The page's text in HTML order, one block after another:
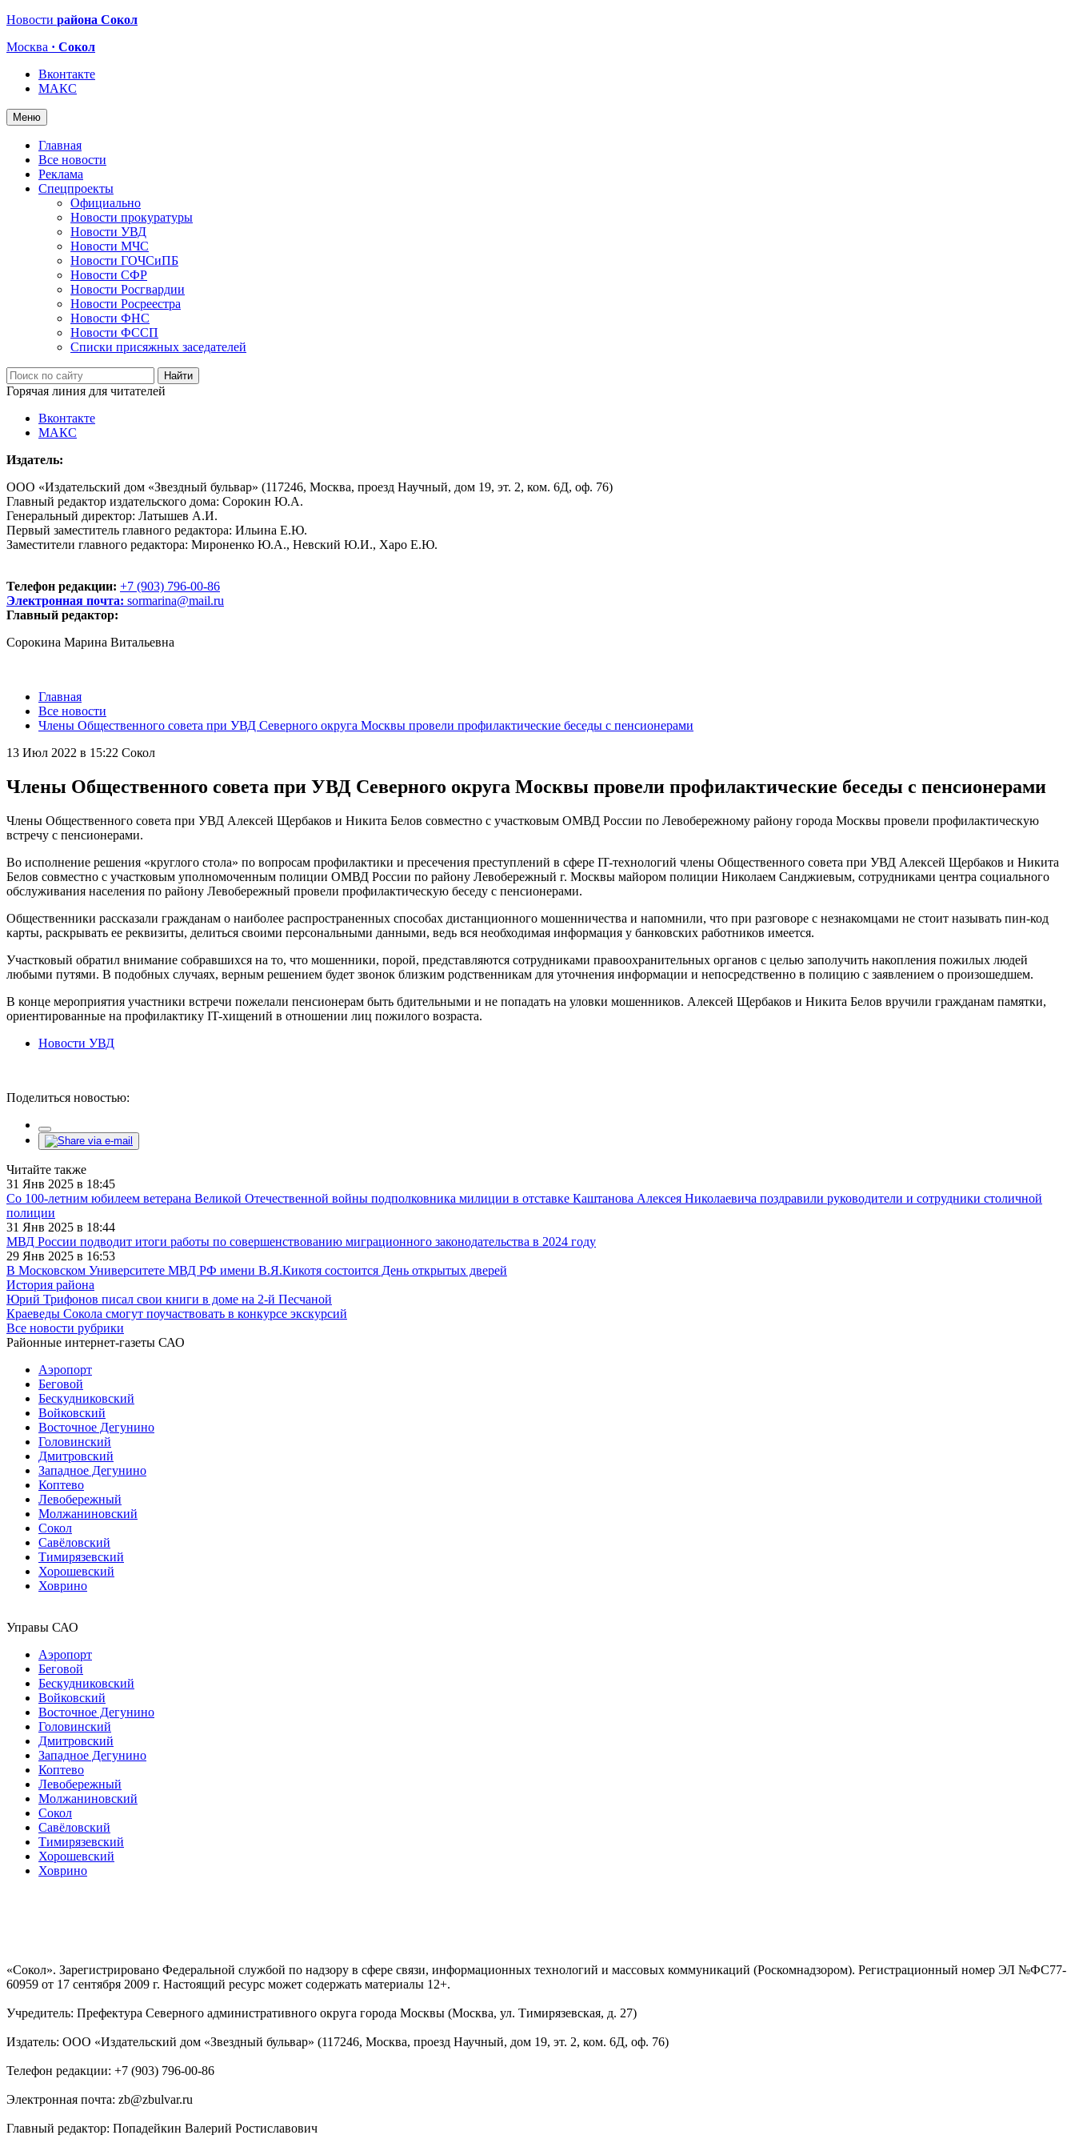
Новости района Сокол
Москва · Сокол
Вконтакте
МАКС
Меню
Главная
Все новости
Реклама
Спецпроекты
Официально
Новости прокуратуры
Новости УВД
Новости МЧС
Новости ГОЧСиПБ
Новости СФР
Новости Росгвардии
Новости Росреестра
Новости ФНС
Новости ФССП
Списки присяжных заседателей
Горячая линия для читателей
Вконтакте
МАКС
Издатель:
ООО «Издательский дом «Звездный бульвар» (117246, Москва, проезд Научный, дом 19, эт. 2, ком. 6Д, оф. 76)
Главный редактор издательского дома: Сорокин Ю.А.
Генеральный директор: Латышев А.И.
Первый заместитель главного редактора: Ильина Е.Ю.
Заместители главного редактора: Мироненко Ю.А., Невский Ю.И., Харо Е.Ю.
Телефон редакции: +7 (903) 796-00-86
Электронная почта: sormarina@mail.ru
Главный редактор:
Сорокина Марина Витальевна
Главная
Все новости
Члены Общественного совета при УВД Северного округа Москвы провели профилактические беседы с пенсионерами
13 Июл 2022 в 15:22 Сокол
Члены Общественного совета при УВД Северного округа Москвы провели профилактические беседы с пенсионерами
Члены Общественного совета при УВД Алексей Щербаков и Никита Белов совместно с участковым ОМВД России по Левобережному району города Москвы провели профилактическую
встречу с пенсионерами.
Во исполнение решения «круглого стола» по вопросам профилактики и пресечения преступлений в сфере IT-технологий члены Общественного совета при УВД Алексей Щербаков и Никита
Белов совместно с участковым уполномоченным полиции ОМВД России по району Левобережный г. Москвы майором полиции Николаем Санджиевым, сотрудниками центра социального
обслуживания населения по району Левобережный провели профилактическую беседу с пенсионерами.
Общественники рассказали гражданам о наиболее распространенных способах дистанционного мошенничества и напомнили, что при разговоре с незнакомцами не стоит называть пин-код
карты, раскрывать ее реквизиты, делиться своими персональными данными, ведь вся необходимая информация у банковских работников имеется.
Участковый обратил внимание собравшихся на то, что мошенники, порой, представляются сотрудниками правоохранительных органов с целью заполучить накопления пожилых людей
любыми путями. В подобных случаях, верным решением будет звонок близким родственникам для уточнения информации и непосредственно в полицию с заявлением о произошедшем.
В конце мероприятия участники встречи пожелали пенсионерам быть бдительными и не попадать на уловки мошенников. Алексей Щербаков и Никита Белов вручили гражданам памятки,
ориентированные на профилактику IT-хищений в отношении лиц пожилого возраста.
Новости УВД
Поделиться новостью:
Читайте также
31 Янв 2025 в 18:45
Со 100-летним юбилеем ветерана Великой Отечественной войны подполковника милиции в отставке Каштанова Алексея Николаевича поздравили руководители и сотрудники столичной
полиции
31 Янв 2025 в 18:44
МВД России подводит итоги работы по совершенствованию миграционного законодательства в 2024 году
29 Янв 2025 в 16:53
В Московском Университете МВД РФ имени В.Я.Кикотя состоится День открытых дверей
История района
Юрий Трифонов писал свои книги в доме на 2-й Песчаной
Краеведы Сокола смогут поучаствовать в конкурсе экскурсий
Все новости рубрики
Районные интернет-газеты САО
Аэропорт
Беговой
Бескудниковский
Войковский
Восточное Дегунино
Головинский
Дмитровский
Западное Дегунино
Коптево
Левобережный
Молжаниновский
Сокол
Савёловский
Тимирязевский
Хорошевский
Ховрино
Управы САО
Аэропорт
Беговой
Бескудниковский
Войковский
Восточное Дегунино
Головинский
Дмитровский
Западное Дегунино
Коптево
Левобережный
Молжаниновский
Сокол
Савёловский
Тимирязевский
Хорошевский
Ховрино
«Сокол». Зарегистрировано Федеральной службой по надзору в сфере связи, информационных технологий и массовых коммуникаций (Роскомнадзором). Регистрационный номер ЭЛ №ФС77-
60959 от 17 сентября 2009 г. Настоящий ресурс может содержать материалы 12+.
Учредитель: Префектура Северного административного округа города Москвы (Москва, ул. Тимирязевская, д. 27)
Издатель: ООО «Издательский дом «Звездный бульвар» (117246, Москва, проезд Научный, дом 19, эт. 2, ком. 6Д, оф. 76)
Телефон редакции: +7 (903) 796-00-86
Электронная почта: zb@zbulvar.ru
Главный редактор: Попадейкин Валерий Ростиславович